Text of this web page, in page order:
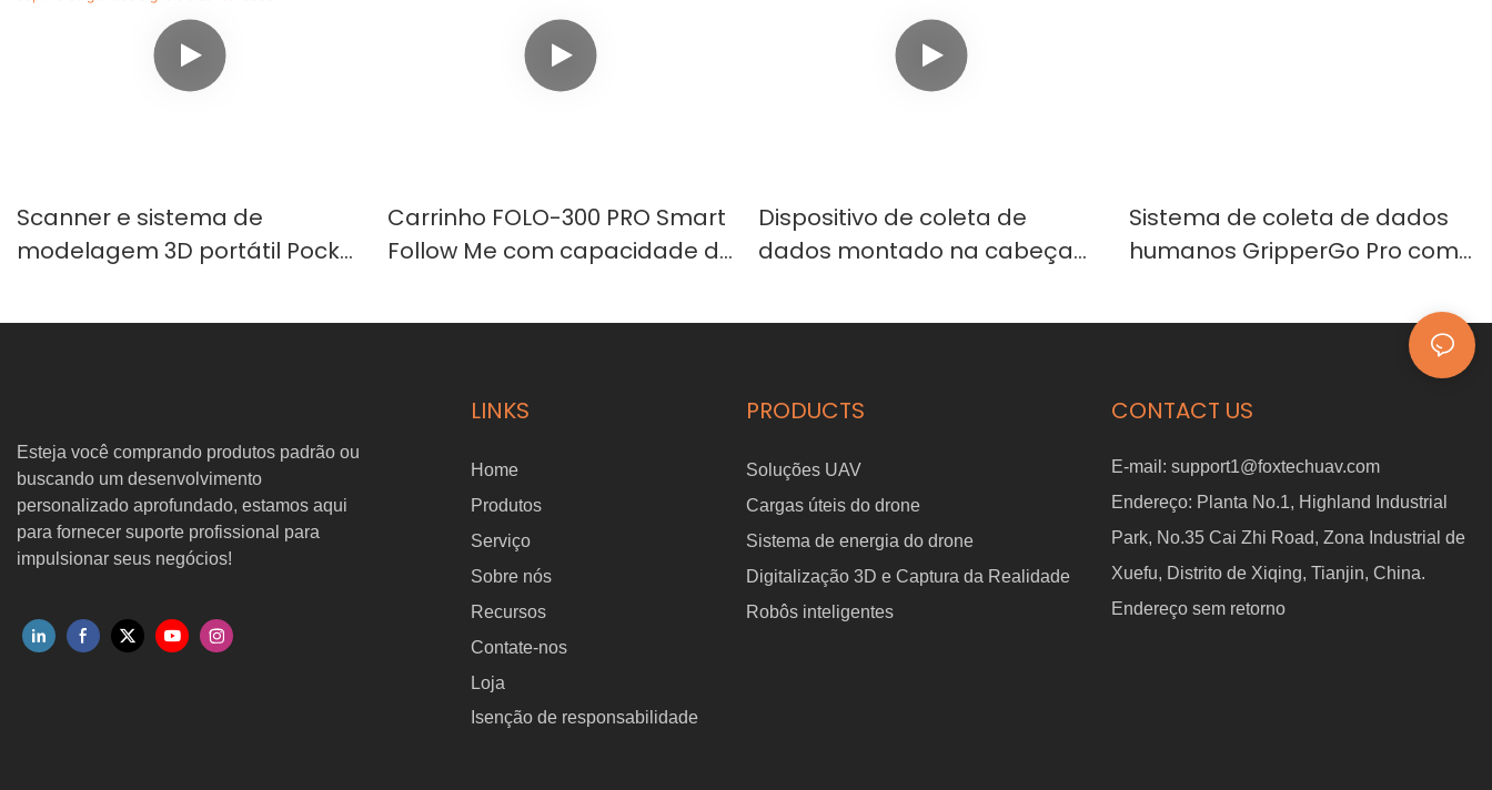
Scanner e sistema de
modelagem 3D portátil Pocket
360 e Insta360 X4/X4 Air/X5,
da realidade.
Carrinho FOLO-300 PRO Smart
Follow Me com capacidade de
autônomo para
Dispositivo de coleta de
dados montado na cabeça
para aprendizado de robôs
Sistema de coleta de dados
humanos GripperGo Pro com
DataCube para aprendizado
de robôs com IA incorporada.
Esteja você comprando produtos padrão ou
buscando um desenvolvimento
personalizado aprofundado, estamos aqui
para fornecer suporte profissional para
impulsionar seus negócios!
LINKS
Home
Produtos
Serviço
Sobre nós
Recursos
Contate-nos
Loja
Isenção de responsabilidade
PRODUCTS
Soluções UAV
Cargas úteis do drone
Sistema de energia do drone
Digitalização 3D e Captura da Realidade
Robôs inteligentes
CONTACT US
E-mail: support1@foxtechuav.com
Endereço: Planta No.1, Highland Industrial
Park, No.35 Cai Zhi Road, Zona Industrial de
Xuefu, Distrito de Xiqing, Tianjin, China.
Endereço sem retorno